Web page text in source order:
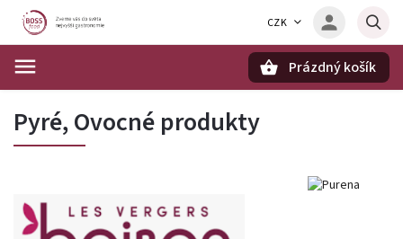
CZK
Prázdný košík
Pyré, Ovocné produkty